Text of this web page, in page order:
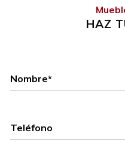
HAZ